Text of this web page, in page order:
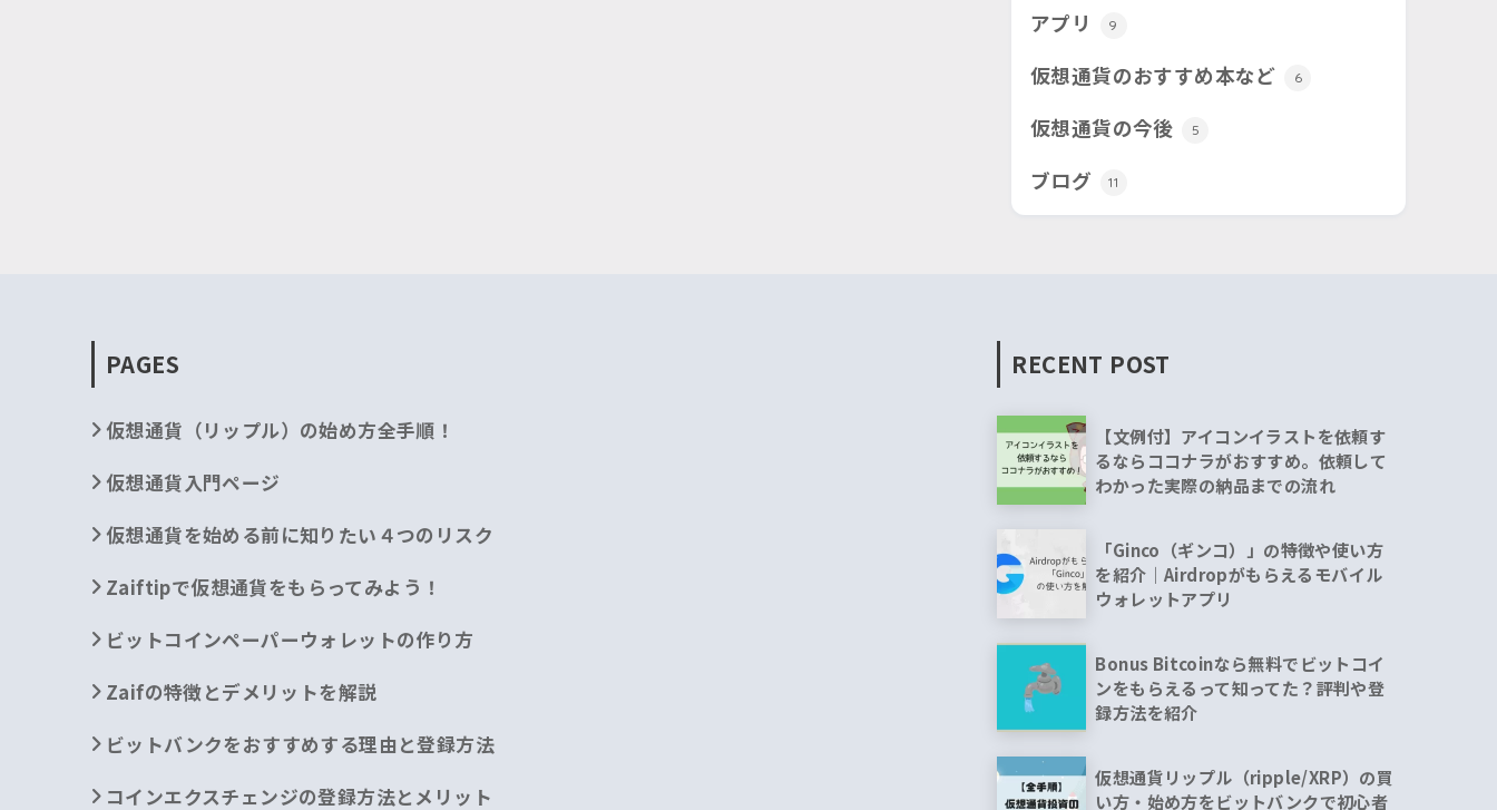
アプリ 9
仮想通貨のおすすめ本など 6
仮想通貨の今後 5
ブログ 11
PAGES
仮想通貨（リップル）の始め方全手順！
仮想通貨入門ページ
仮想通貨を始める前に知りたい４つのリスク
Zaiftipで仮想通貨をもらってみよう！
ビットコインペーパーウォレットの作り方
Zaifの特徴とデメリットを解説
ビットバンクをおすすめする理由と登録方法
コインエクスチェンジの登録方法とメリット
RECENT POST
【文例付】アイコンイラストを依頼す
るならココナラがおすすめ。依頼して
わかった実際の納品までの流れ
「Ginco（ギンコ）」の特徴や使い方
を紹介｜Airdropがもらえるモバイル
ウォレットアプリ
Bonus Bitcoinなら無料でビットコイ
ンをもらえるって知ってた？評判や登
録方法を紹介
仮想通貨リップル（ripple/XRP）の買
い方・始め方をビットバンクで初心者